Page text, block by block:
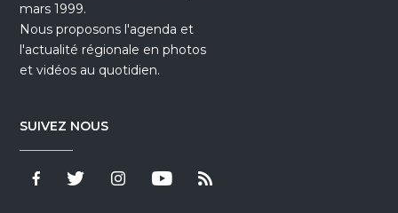
mars 1999.
Nous proposons l'agenda et
l'actualité régionale en photos
et vidéos au quotidien.
SUIVEZ NOUS